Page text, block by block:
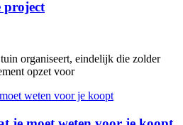
project
organiseert, eindelijk die zolder
opzet voor